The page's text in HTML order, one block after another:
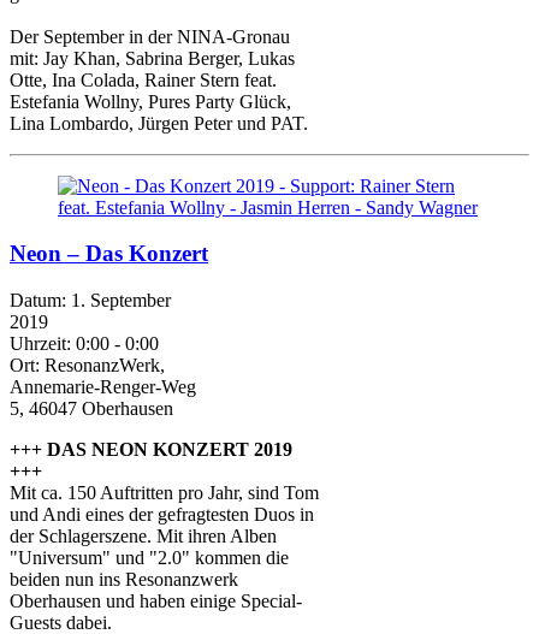
Der September in der NINA-Gronau
mit: Jay Khan, Sabrina Berger, Lukas
Otte, Ina Colada, Rainer Stern feat.
Estefania Wollny, Pures Party Glück,
Lina Lombardo, Jürgen Peter und PAT.
Neon – Das Konzert
Datum: 1. September
2019
Uhrzeit: 0:00 - 0:00
Ort: ResonanzWerk,
Annemarie-Renger-Weg
5, 46047 Oberhausen
+++ DAS NEON KONZERT 2019
+++
Mit ca. 150 Auftritten pro Jahr, sind Tom
und Andi eines der gefragtesten Duos in
der Schlagerszene. Mit ihren Alben
"Universum" und "2.0" kommen die
beiden nun ins Resonanzwerk
Oberhausen und haben einige Special-
Guests dabei.